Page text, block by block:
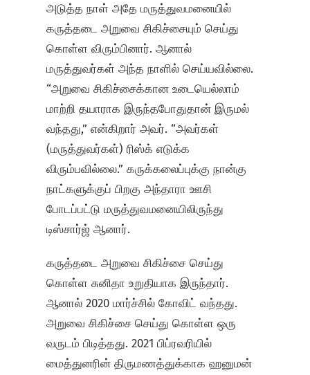
அடுத்த நாள் அதே மருத்துவமனையில்
கருத்தடை அறுவை சிகிச்சையும் செய்து
கொள்ள விரும்பினார். ஆனால்
மருத்துவர்கள் அந்த நாளில் செய்யவில்லை.
“அறுவை சிகிச்சைக்கான உடையெல்லாம்
மாற்றி தயாராக இருந்தபோதுதான் இருமல்
வந்தது,” என்கிறார் அவர். “அவர்கள்
(மருத்துவர்கள்) ரிஸ்க் எடுக்க
விரும்பவில்லை.” கருக்கலைப்புக்கு நான்கு
நாட்களுக்குப் பிறகு அந்தாரா ஊசி
போடப்பட்டு மருத்துவமனையிலிருந்து
டிஸ்சார்ஜ் ஆனார்.
கருத்தடை அறுவை சிகிச்சை செய்து
கொள்ள சுனிதா உறுதியாக இருந்தார்.
ஆனால் 2020 மார்ச்சில் கோவிட் வந்தது.
அறுவை சிகிச்சை செய்து கொள்ள ஒரு
வருடம் பிடித்தது. 2021 பிப்ரவரியில்
மைத்துனரின் திருமணத்துக்காக ஹனுமன்